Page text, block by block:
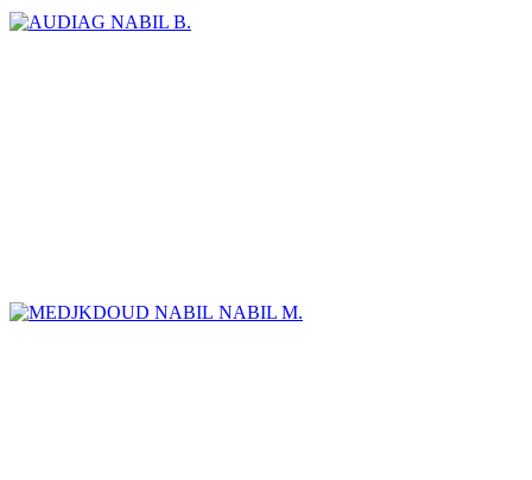
NABIL B.
NABIL M.